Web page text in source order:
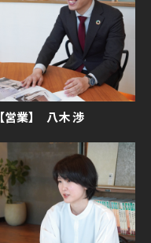
【営業】 八木 渉